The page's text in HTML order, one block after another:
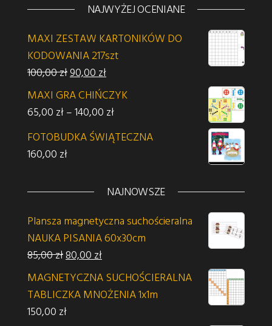
NAJWYŻEJ OCENIANE
MAXI ZESTAW KARTONIKÓW DO
KODOWANIA 217szt
100,00złPierwotna cena wynosiła: 100,00 zł.
90,00 złAktualna cena wynosi: 90,00 zł.
MAXI GRA CHIŃCZYK
65,00 zł–140,00 złZakres cen: od 65,00 zł do 140,00
FOTOBUDKA ŚWIĄTECZNA
160,00 zł
NAJNOWSZE
Plansza magnetyczna suchościeralna
NAUKA PISANIA 60x30cm
85,00złPierwotna cena wynosiła: 85,00 zł.
80,00 złAktualna cena wynosi: 80,00 zł.
MAGNETYCZNA SUCHOŚCIERALNA
TABLICZKA MNOŻENIA 1x1m
150,00 zł